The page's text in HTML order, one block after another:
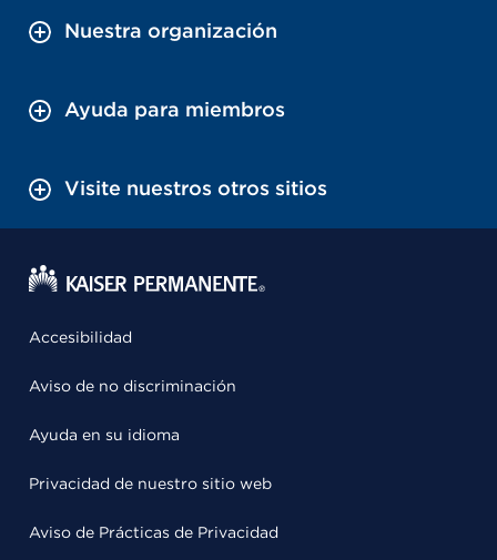
Nuestra organización
Ayuda para miembros
Visite nuestros otros sitios
Accesibilidad
Aviso de no discriminación
Ayuda en su idioma
Privacidad de nuestro sitio web
Aviso de Prácticas de Privacidad